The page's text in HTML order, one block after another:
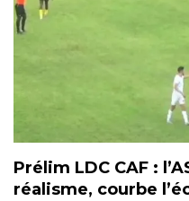
Prélim LDC CAF :
réalisme, courbe